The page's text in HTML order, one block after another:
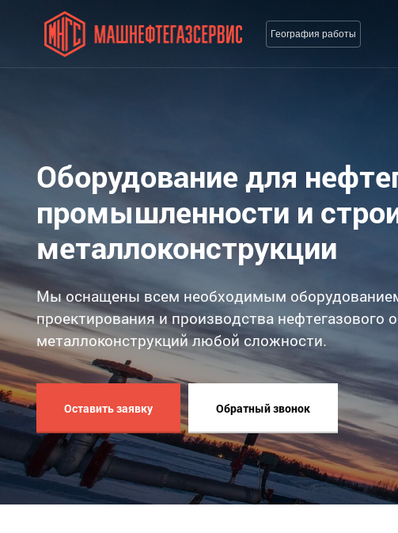
География работы
Оборудование для
промышленности и
металлоконструкции
Мы оснащены всем необходимым
проектирования и производства нефтегазового
металлоконструкций любой сложности.
Оставить заявку Обратный звонок